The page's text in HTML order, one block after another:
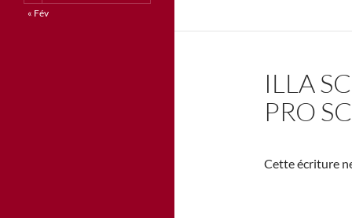
ILLA
PRO
Cette écriture
« Fév